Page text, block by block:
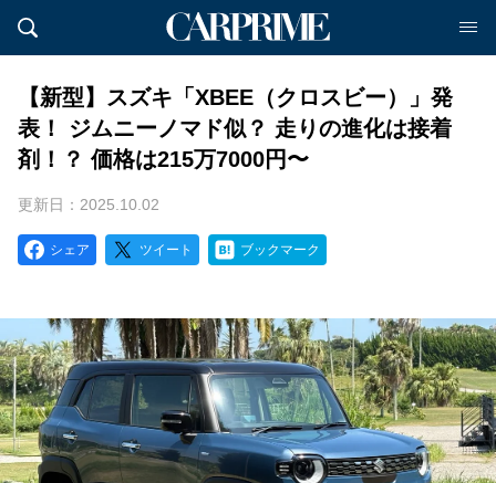
【新型】スズキ「XBEE（クロスビー）」発
表！ ジムニーノマド似？ 走りの進化は接着
剤！？ 価格は215万7000円〜
更新日：2025.10.02
シェア ツイート ブックマーク